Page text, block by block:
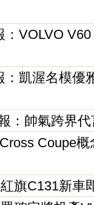
VOLVO
凱渥名模優
：帥氣跨界
Coupe
旗C131新車